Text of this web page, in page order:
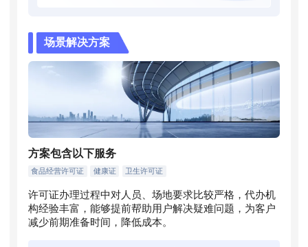
场景解决方案
方案包含以下服务
食品经营许可证 健康证 卫生许可证
许可证办理过程中对人员、场地要求比较严格，代办机
构经验丰富，能够提前帮助用户解决疑难问题，为客户
减少前期准备时间，降低成本。